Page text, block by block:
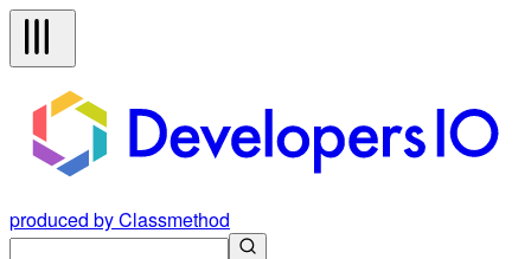
produced by Classmethod